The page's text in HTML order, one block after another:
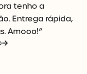
tenho a
Entrega rápida,
Amooo!”